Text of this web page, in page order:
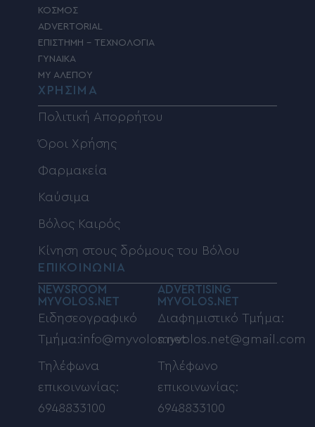
ΚΟΣΜΟΣ
ADVERTORIAL
ΕΠΙΣΤΗΜΗ – ΤΕΧΝΟΛΟΓΙΑ
ΓΥΝΑΙΚΑ
MY ΑΛΕΠΟΥ
ΧΡΗΣΙΜΑ
Πολιτική Απορρήτου
Όροι Χρήσης
Φαρμακεία
Καύσιμα
Βόλος Καιρός
Κίνηση στους δρόμους του Βόλου
ΕΠΙΚΟΙΝΩΝΙΑ
NEWSROOM
MYVOLOS.NET
Ειδησεογραφικό
Τμήμα:info@myvolos.net
Τηλέφωνα
επικοινωνίας:
6948833100
ADVERTISING
MYVOLOS.NET
Διαφημιστικό Τμήμα:
myvolos.net@gmail.com
Τηλέφωνο
επικοινωνίας:
6948833100